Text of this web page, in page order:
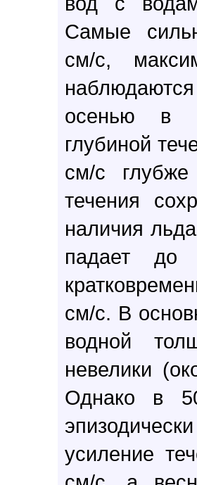
Самые
см/с,
осенью в
глубиной
см/с
течения
наличия
падает
см/c. В
водной
невелики
Однако в
усиление